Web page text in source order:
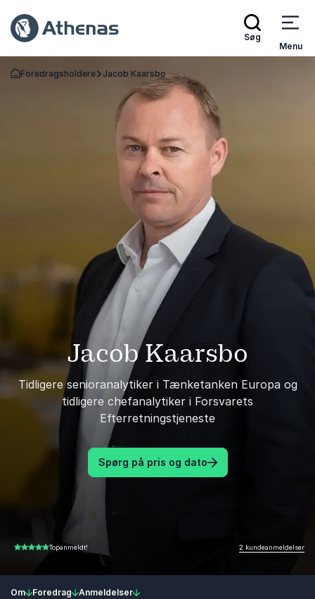
Søg
Menu
Tilbage til forsiden
Foredragsholdere Jacob Kaarsbo
Jacob Kaarsbo
Tidligere senioranalytiker i Tænketanken Europa og
tidligere chefanalytiker i Forsvarets
Efterretningstjeneste
Spørg på pris og dato
5.00 ud af 5Topanmeldt! 2 kundeanmeldelser
Om Foredrag Anmeldelser